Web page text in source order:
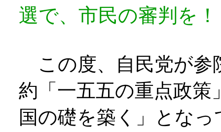
選で、市民の審判を！
この度、自民党が参
約「一五五の重点政
国の礎を築く」とな